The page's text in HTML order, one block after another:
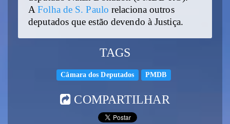
AFolha de S. Paulo relaciona outros
deputados que estão devendo à Justiça.
TAGS
Câmara dos Deputados PMDB
COMPARTILHAR